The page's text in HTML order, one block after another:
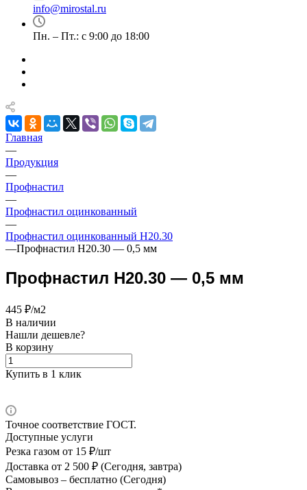
info@mirostal.ru
Пн. – Пт.: с 9:00 до 18:00
Главная
—
Продукция
—
Профнастил
—
Профнастил оцинкованный
—
Профнастил оцинкованный Н20.30
—Профнастил Н20.30 — 0,5 мм
Профнастил Н20.30 — 0,5 мм
445 ₽/м2
В наличии
Нашли дешевле?
В корзину
Купить в 1 клик
Точное соответствие ГОСТ.
Доступные услуги
Резка газом от 15 ₽/шт
Доставка от 2 500 ₽ (Сегодня, завтра)
Самовывоз – бесплатно (Сегодня)